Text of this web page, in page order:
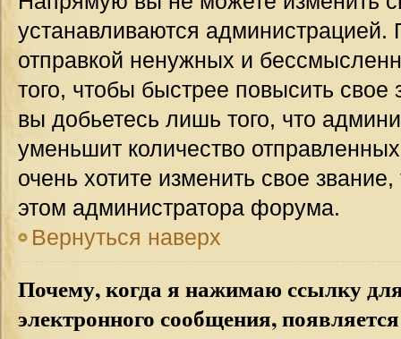
устанавливаются администрацией.
отправкой ненужных и
того, чтобы быстрее повысить
вы добьетесь лишь того, что
уменьшит количество
очень хотите изменить свое
этом администратора форума.
Вернуться наверх
Почему, когда я нажимаю ссылку
электронного сообщения,